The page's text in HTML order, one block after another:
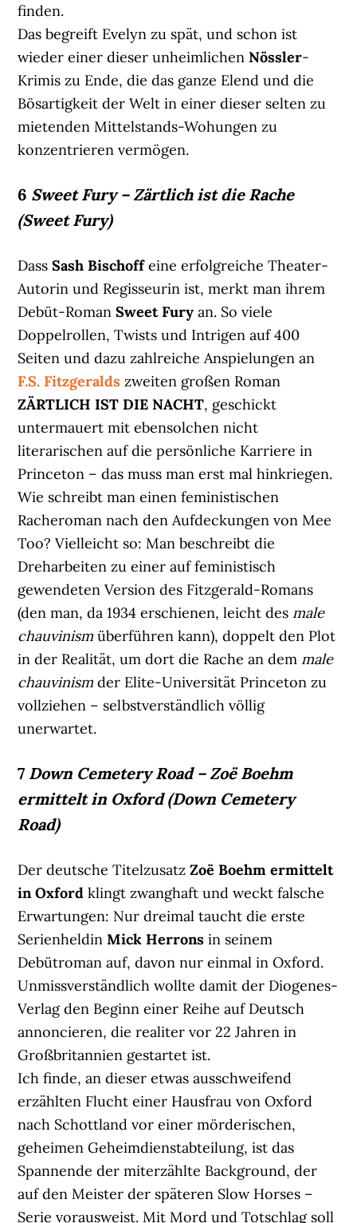
finden.
Das begreift Evelyn zu spät, und schon ist
wieder einer dieser unheimlichenNössler-
Krimis zu Ende, die das ganze Elend und die
Bösartigkeit der Welt in einer dieser selten zu
mietenden Mittelstands-Wohungen zu
konzentrieren vermögen.
6 Sweet Fury – Zärtlich ist die Rache
(Sweet Fury)
DassSash Bischoffeine erfolgreiche Theater-
Autorin und Regisseurin ist, merkt man ihrem
Debüt-RomanSweet Furyan. So viele
Doppelrollen, Twists und Intrigen auf 400
Seiten und dazu zahlreiche Anspielungen an
F.S. Fitzgeralds zweiten großen Roman
ZÄRTLICH IST DIE NACHT, geschickt
untermauert mit ebensolchen nicht
literarischen auf die persönliche Karriere in
Princeton – das muss man erst mal hinkriegen.
Wie schreibt man einen feministischen
Racheroman nach den Aufdeckungen von Mee
Too? Vielleicht so: Man beschreibt die
Dreharbeiten zu einer auf feministisch
gewendeten Version des Fitzgerald-Romans
(den man, da 1934 erschienen, leicht des male
chauvinism überführen kann), doppelt den Plot
in der Realität, um dort die Rache an dem male
chauvinismder Elite-Universität Princeton zu
vollziehen – selbstverständlich völlig
unerwartet.
7 Down Cemetery Road – Zoë Boehm
ermittelt in Oxford (Down Cemetery
Road)
Der deutsche TitelzusatzZoë Boehm ermittelt
in Oxford klingt zwanghaft und weckt falsche
Erwartungen: Nur dreimal taucht die erste
SerienheldinMick Herrons in seinem
Debütroman auf, davon nur einmal in Oxford.
Unmissverständlich wollte damit der Diogenes-
Verlag den Beginn einer Reihe auf Deutsch
annoncieren, die realiter vor 22 Jahren in
Großbritannien gestartet ist.
Ich finde, an dieser etwas ausschweifend
erzählten Flucht einer Hausfrau von Oxford
nach Schottland vor einer mörderischen,
geheimen Geheimdienstabteilung, ist das
Spannende der miterzählte Background, der
auf den Meister der späteren Slow Horses –
Serie vorausweist. Mit Mord und Totschlag soll